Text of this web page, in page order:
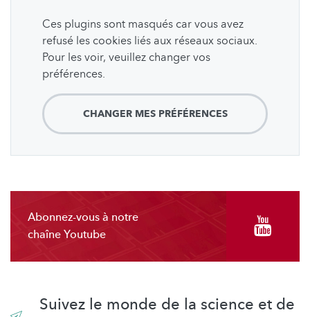
Ces plugins sont masqués car vous avez
refusé les cookies liés aux réseaux sociaux.
Pour les voir, veuillez changer vos
préférences.
CHANGER MES PRÉFÉRENCES
Abonnez-vous à notre
chaîne Youtube
Suivez le monde de la science et de